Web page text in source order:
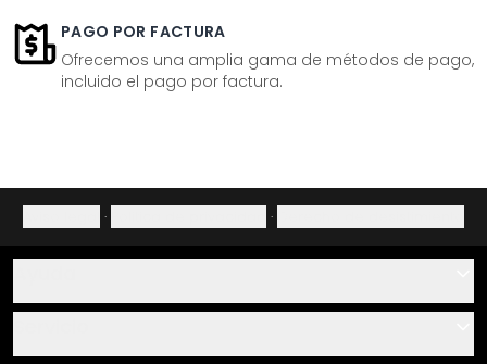
PAGO POR FACTURA
Ofrecemos una amplia gama de métodos de pago,
incluido el pago por factura.
· ·
Sobre nosotros